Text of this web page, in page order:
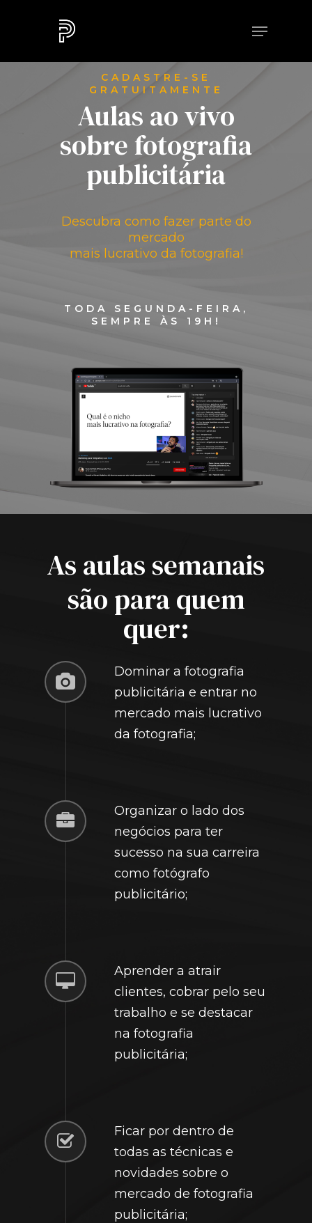
CADASTRE-SE
GRATUITAMENTE
Aulas ao vivo
sobre fotografia
publicitária
Descubra como fazer parte do
mercado
mais lucrativo da fotografia!
TODA SEGUNDA-FEIRA,
SEMPRE ÀS 19H!
As aulas semanais
são para quem
quer:
Dominar a fotografia
publicitária e entrar no
mercado mais lucrativo
da fotografia;
Organizar o lado dos
negócios para ter
sucesso na sua carreira
como fotógrafo
publicitário;
Aprender a atrair
clientes, cobrar pelo seu
trabalho e se destacar
na fotografia
publicitária;
Ficar por dentro de
todas as técnicas e
novidades sobre o
mercado de fotografia
publicitária;